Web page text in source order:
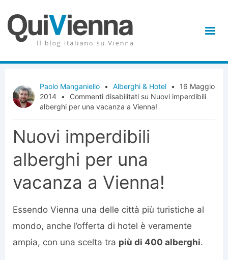
Paolo Manganiello • Alberghi & Hotel •
16 Maggio
2014 • Commenti disabilitati su Nuovi imperdibili
alberghi per una vacanza a Vienna!
Nuovi imperdibili
alberghi per una
vacanza a Vienna!
Essendo Vienna una delle città più turistiche al
mondo, anche l’offerta di hotel è veramente
ampia, con una scelta tra più di 400 alberghi.